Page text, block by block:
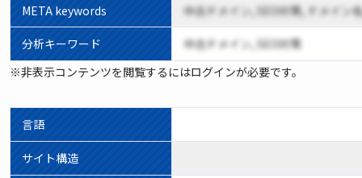
META keywords
中古ドメイン, SEO対策, ドメイン
分析キーワード
中古ドメイン, SEO対策
※非表示コンテンツを閲覧するにはログインが必要です。
言語
サイト構造